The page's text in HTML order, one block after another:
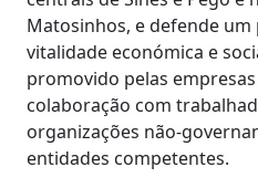
Matosinhos, e defende
vitalidade económica e
promovido pelas
colaboração com
organizações não-
entidades competentes.